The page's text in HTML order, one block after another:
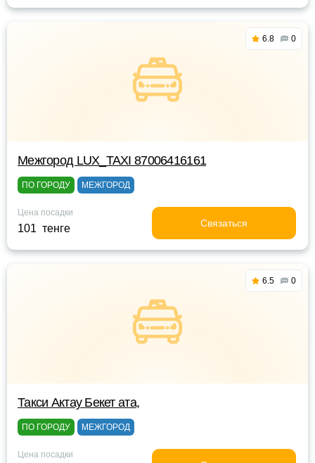
6.8 0
Межгород LUX_TAXI 87006416161
ПО ГОРОДУ МЕЖГОРОД
Цена посадки
101 тенге Связаться
6.5 0
Такси Актау Бекет ата,
ПО ГОРОДУ МЕЖГОРОД
Цена посадки